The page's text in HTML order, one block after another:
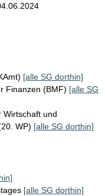
[alle SG dorthin]
Finanzen (BMF) [alle SG
Wirtschaft und
WP) [alle SG dorthin]
[alle SG dorthin]